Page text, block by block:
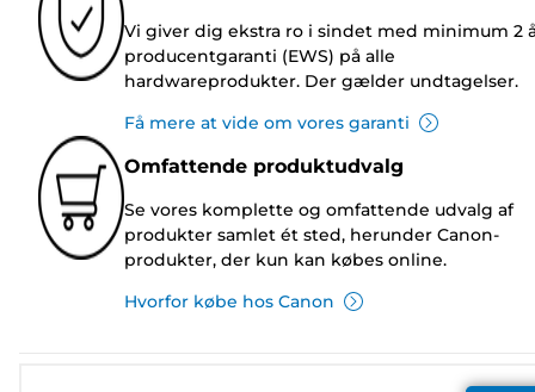
Vi giver dig ekstra ro i sindet med minimum 2
producentgaranti (EWS) på alle
hardwareprodukter. Der gælder undtagelser.
Få mere at vide om vores garanti
Omfattende produktudvalg
Se vores komplette og omfattende udvalg af
produkter samlet ét sted, herunder Canon-
produkter, der kun kan købes online.
Hvorfor købe hos Canon